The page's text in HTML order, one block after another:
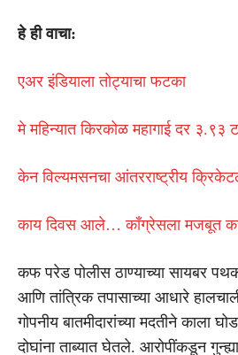
हे ही वाचा:
एअर इंडियाला तोट्याचा फटका
मे महिन्यात किरकोळ महागाई दर ३.९३
केन विल्यमसनचा आंतरराष्ट्रीय
काय दिवस आले… काँग्रेसला मजबूत
कफ परेड पोलीस ठाण्याच्या सायबर
आणि तांत्रिक तपासाच्या आधारे
गोपनीय बातमीदारांच्या मदतीने काला
दोघांना ताब्यात घेतले. आरोपींकडून